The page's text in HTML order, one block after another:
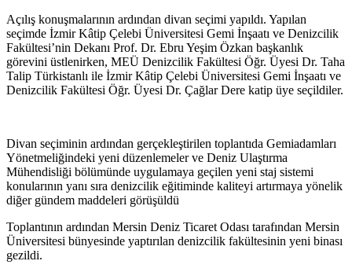
Açılış konuşmalarının ardından divan seçimi yapıldı. Yapılan
seçimde İzmir Kâtip Çelebi Üniversitesi Gemi İnşaatı ve Denizcilik
Fakültesi’nin Dekanı Prof. Dr. Ebru Yeşim Özkan başkanlık
görevini üstlenirken, MEÜ Denizcilik Fakültesi Öğr. Üyesi Dr. Taha
Talip Türkistanlı ile İzmir Kâtip Çelebi Üniversitesi Gemi İnşaatı ve
Denizcilik Fakültesi Öğr. Üyesi Dr. Çağlar Dere katip üye seçildiler.
Divan seçiminin ardından gerçekleştirilen toplantıda Gemiadamları
Yönetmeliğindeki yeni düzenlemeler ve Deniz Ulaştırma
Mühendisliği bölümünde uygulamaya geçilen yeni staj sistemi
konularının yanı sıra denizcilik eğitiminde kaliteyi artırmaya yönelik
diğer gündem maddeleri görüşüldü
Toplantının ardından Mersin Deniz Ticaret Odası tarafından Mersin
Üniversitesi bünyesinde yaptırılan denizcilik fakültesinin yeni binası
gezildi.